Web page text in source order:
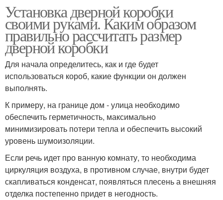
Установка дверной коробки
своими руками. Каким образом
правильно рассчитать размер
дверной коробки
Для начала определитесь, как и где будет
использоваться короб, какие функции он должен
выполнять.
К примеру, на границе дом - улица необходимо
обеспечить герметичность, максимально
минимизировать потери тепла и обеспечить высокий
уровень шумоизоляции.
Если речь идет про ванную комнату, то необходима
циркуляция воздуха, в противном случае, внутри будет
скапливаться конденсат, появляться плесень а внешняя
отделка постепенно придет в негодность.